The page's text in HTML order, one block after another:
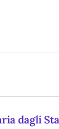
dagli